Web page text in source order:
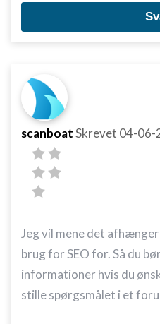
scanboatSkrevet 04-06-
Jeg vil mene det
brug for SEO for. Så du
informationer hvis du
stille spørgsmålet i et